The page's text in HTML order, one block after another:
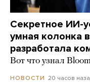
Секретное ИИ-
умная колонка
разработала
Вот что узнал
НОВОСТИ 20 часов